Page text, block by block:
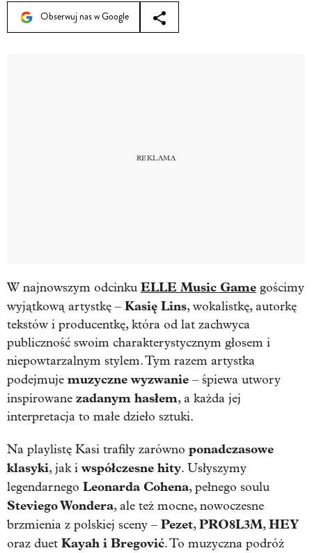
Obserwuj nas w Google
W najnowszym odcinku ELLE Music Game gościmy
wyjątkową artystkę – Kasię Lins, wokalistkę, autorkę
tekstów i producentkę, która od lat zachwyca
publiczność swoim charakterystycznym głosem i
niepowtarzalnym stylem. Tym razem artystka
podejmuje muzyczne wyzwanie – śpiewa utwory
inspirowane zadanym hasłem, a każda jej
interpretacja to małe dzieło sztuki.
Na playlistę Kasi trafiły zarówno ponadczasowe
klasyki, jak i współczesne hity. Usłyszymy
legendarnego Leonarda Cohena, pełnego soulu
Steviego Wondera, ale też mocne, nowoczesne
brzmienia z polskiej sceny – Pezet,PRO8L3M,HEY
oraz duet Kayah i Bregović. To muzyczna podróż